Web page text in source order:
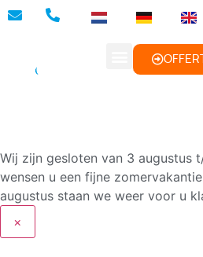
Wij zijn gesloten van 3 augustus
wensen u een fijne
augustus staan we weer voor u
×